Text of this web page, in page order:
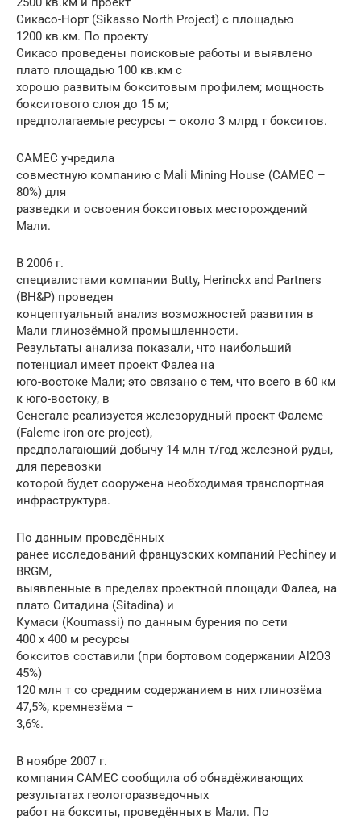
Сикасо-Норт (Sikasso North Project) с площадью
1200 кв.км. По проекту
Сикасо проведены поисковые работы и выявлено
плато площадью 100 кв.км с
хорошо развитым бокситовым профилем; мощность
бокситового слоя до 15 м;
предполагаемые ресурсы – около 3 млрд т бокситов.
CAMEC учредила
совместную компанию с Mali Mining House (CAMEC –
80%) для
разведки и освоения бокситовых месторождений
Мали.
В 2006 г.
специалистами компании Butty, Herinckx and Partners
(BH&P) проведен
концептуальный анализ возможностей развития в
Мали глинозёмной промышленности.
Результаты анализа показали, что наибольший
потенциал имеет проект Фалеа на
юго-востоке Мали; это связано с тем, что всего в 60 км
к юго-востоку, в
Сенегале реализуется железорудный проект Фалеме
(Faleme iron ore project),
предполагающий добычу 14 млн т/год железной руды,
для перевозки
которой будет сооружена необходимая транспортная
инфраструктура.
По данным проведённых
ранее исследований французских компаний Pechiney и
BRGM,
выявленные в пределах проектной площади Фалеа, на
плато Ситадина (Sitadina) и
Кумаси (Koumassi) по данным бурения по сети
400 x 400 м ресурсы
бокситов составили (при бортовом содержании Al2O3
45%)
120 млн т со средним содержанием в них глинозёма
47,5%, кремнезёма –
3,6%.
В ноябре 2007 г.
компания CAMEC сообщила об обнадёживающих
результатах геологоразведочных
работ на бокситы, проведённых в Мали. По